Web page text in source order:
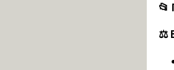
📂
⚖️